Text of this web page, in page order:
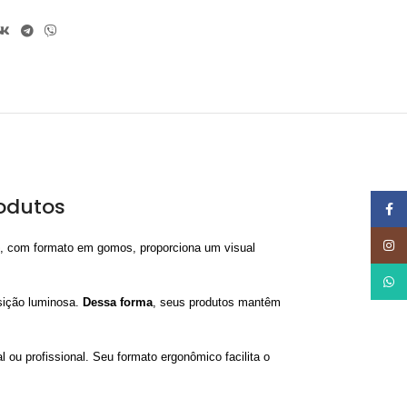
formato em gomos, proporciona um visual
luminosa. Dessa forma , seus produtos mantêm
ou profissional. Seu formato ergonômico facilita o